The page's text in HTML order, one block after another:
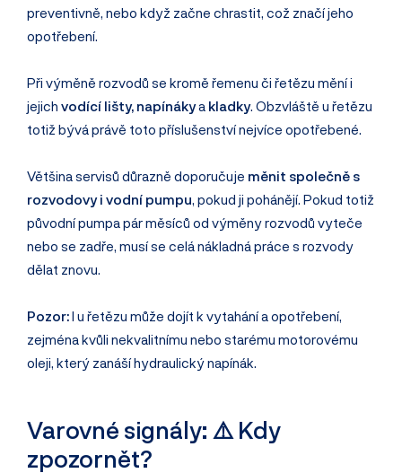
preventivně, nebo když začne chrastit, což značí jeho
opotřebení.
Při výměně rozvodů se kromě řemenu či řetězu mění i
jejich vodící lišty, napínákya kladky. Obzvláště u řetězu
totiž bývá právě toto příslušenství nejvíce opotřebené.
Většina servisů důrazně doporučuje měnit společně s
rozvodovy i vodní pumpu, pokud ji pohánějí. Pokud totiž
původní pumpa pár měsíců od výměny rozvodů vyteče
nebo se zadře, musí se celá nákladná práce s rozvody
dělat znovu.
Pozor:I u řetězu může dojít k vytahání a opotřebení,
zejména kvůli nekvalitnímu nebo starému motorovému
oleji, který zanáší hydraulický napínák.
Varovné signály: ⚠️ Kdy
zpozornět?